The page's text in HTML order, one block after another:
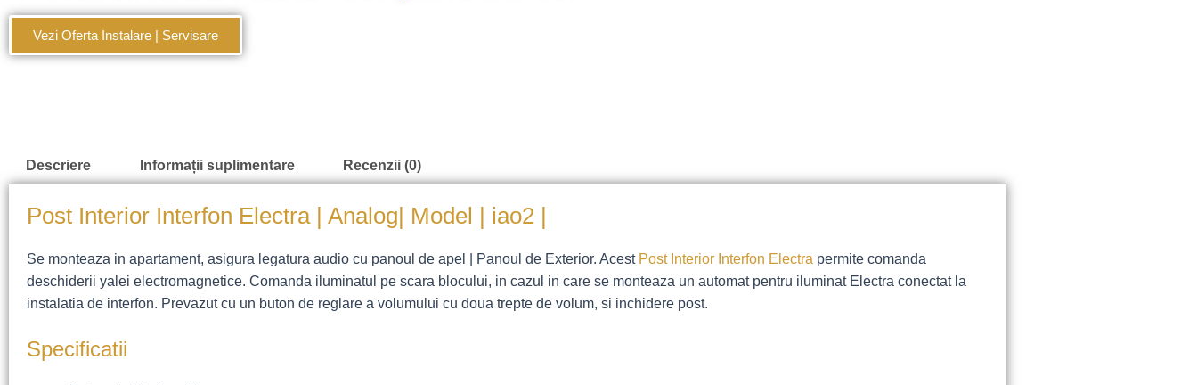
Vezi Oferta Instalare | Servisare
Descriere Informații suplimentare Recenzii (0)
Post Interior Interfon Electra| Analog| Model | iao2 |
Se monteaza in apartament, asigura legatura audio cu panoul de apel | Panoul de Exterior. Acest Post Interior Interfon Electra permite comanda
deschiderii yalei electromagnetice. Comanda iluminatul pe scara blocului, in cazul in care se monteaza un automat pentru iluminat Electra conectat la
instalatia de interfon. Prevazut cu un buton de reglare a volumului cu doua trepte de volum, si inchidere post.
Specificatii